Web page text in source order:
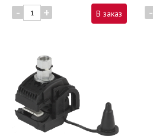
- + В заказ -